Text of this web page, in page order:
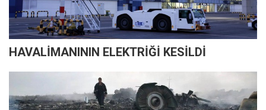
HAVALİMANININ ELEKTRİĞİ KESİLDİ